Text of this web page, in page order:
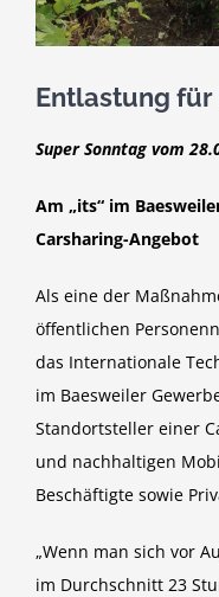
Entlastung
Super Sonntag vom
Am „its“ im
Carsharing-Angebot
Als eine der
öffentlichen
das Internationale
im Baesweiler
Standortsteller einer
und nachhaltigen
Beschäftigte sowie
„Wenn man sich vor
im Durchschnitt 23